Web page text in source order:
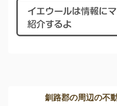
釧路郡の周辺の不